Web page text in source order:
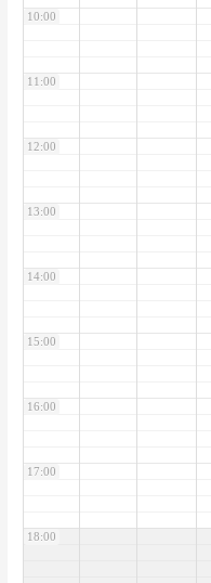
10:00
11:00
12:00
13:00
14:00
15:00
16:00
17:00
18:00